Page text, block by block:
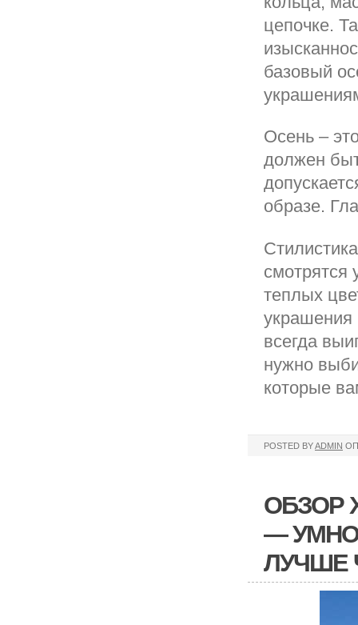
цепочке.
базовый
Осень –
должен
образе.
смотрятся
теплых
украшения
всегда
нужно
которые
POSTED BYADMIN
ОБЗОР
—
ЛУЧШЕ